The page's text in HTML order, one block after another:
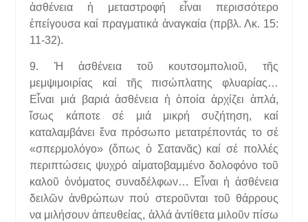
ἀσθένεια ἡ μεταστροφή εἶναι περισσότερο
ἐπείγουσα καί πραγματικά ἀναγκαία (πρβλ. Λκ. 15:
11-32).
9. Ἡ ἀσθένεια τοῦ κουτσομπολιοῦ, τῆς
μεμψιμοιρίας καί τῆς πισώπλατης φλυαρίας…
Εἶναι μιά βαριά ἀσθένεια ἡ ὁποία ἀρχίζει ἁπλά,
ἴσως κάποτε σέ μιά μικρή συζήτηση, καί
καταλαμβάνει ἕνα πρόσωπο μετατρέποντάς το σέ
«σπερμολόγο» (ὅπως ὁ Σατανᾶς) καί σέ πολλές
περιπτώσεις ψυχρό αἱματοβαμμένο δολοφόνο τοῦ
καλοῦ ὀνόματος συναδέλφων… Εἶναι ἡ ἀσθένεια
δειλῶν ἀνθρώπων πού στεροῦνται τοῦ θάρρους
να μιλήσουν ἀπευθείας, ἀλλά ἀντίθετα μιλοῦν πίσω